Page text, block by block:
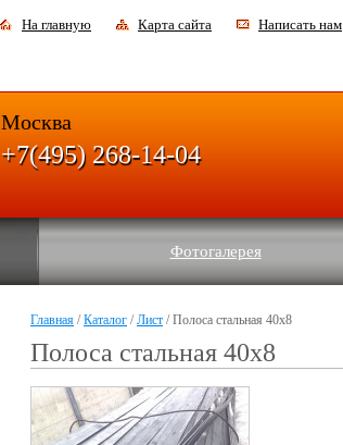
На главную Карта сайта Написать нам
Фотогалерея
Москва
+7(495) 268-14-04
Главная /Каталог /Лист / Полоса стальная 40x8
Полоса стальная 40x8